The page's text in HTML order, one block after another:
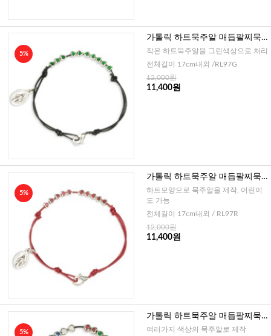
5%
가톨릭 하트묵주알 매듭팔찌묵
주 4mm -그린(이태리)
작은 하트묵주알을 그린색상으로 처리
전체길이 17cm내외 /RL97G
12,000원
11,400원
5%
가톨릭 하트묵주알 매듭팔찌묵
주 4mm - 레드(이태리) (이태리
기적의패 부착)
하트모양으로 묵주알을 제작, 어린이
도 가능
전체길이 17cm내외 / RL97R
12,000원
11,400원
5%
가톨릭 하트묵주알 매듭팔찌묵
주 4mm - 믹스(이태리)
여러가지 색상의 묵주알로 제작